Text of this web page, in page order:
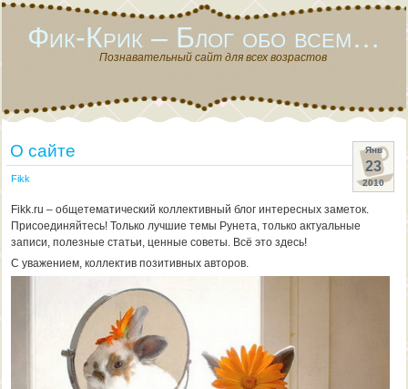
Фик-Крик – Блог обо всем…
Познавательный сайт для всех возрастов
Янв
23
2010
О сайте
Fikk
Fikk.ru – общетематический коллективный блог интересных заметок.
Присоединяйтесь! Только лучшие темы Рунета, только актуальные
записи, полезные статьи, ценные советы. Всё это здесь!
С уважением, коллектив позитивных авторов.